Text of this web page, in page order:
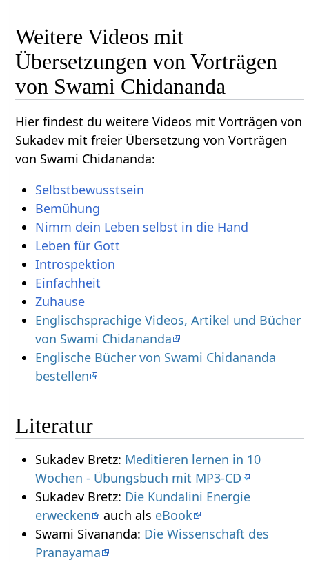
Weitere Videos mit
Übersetzungen von Vorträgen
von Swami Chidananda
Hier findest du weitere Videos mit Vorträgen von
Sukadev mit freier Übersetzung von Vorträgen
von Swami Chidananda:
Selbstbewusstsein
Bemühung
Nimm dein Leben selbst in die Hand
Leben für Gott
Introspektion
Einfachheit
Zuhause
Englischsprachige Videos, Artikel und Bücher
von Swami Chidananda
Englische Bücher von Swami Chidananda
bestellen
Literatur
Sukadev Bretz: Meditieren lernen in 10
Wochen - Übungsbuch mit MP3-CD
Sukadev Bretz: Die Kundalini Energie
erwecken
auch als eBook
Swami Sivananda: Die Wissenschaft des
Pranayama